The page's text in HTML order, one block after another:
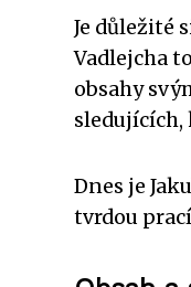
Je důležité
Vadlejcha
obsahy
sledujících,
Dnes je
tvrdou